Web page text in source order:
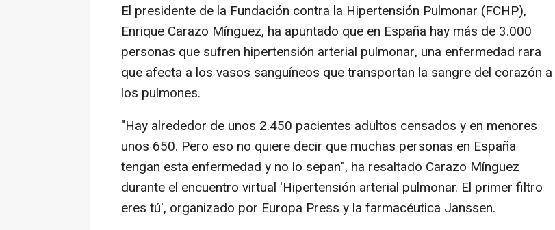
El presidente de la Fundación contra la Hipertensión Pulmonar (FCHP),
Enrique Carazo Mínguez, ha apuntado que en España hay más de 3.000
personas que sufren hipertensión arterial pulmonar, una enfermedad rara
que afecta a los vasos sanguíneos que transportan la sangre del corazón a
los pulmones.
"Hay alrededor de unos 2.450 pacientes adultos censados y en menores
unos 650. Pero eso no quiere decir que muchas personas en España
tengan esta enfermedad y no lo sepan", ha resaltado Carazo Mínguez
durante el encuentro virtual 'Hipertensión arterial pulmonar. El primer filtro
eres tú', organizado por Europa Press y la farmacéutica Janssen.